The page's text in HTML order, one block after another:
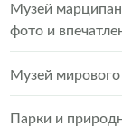
Музей
фото и
Музей
Парки и